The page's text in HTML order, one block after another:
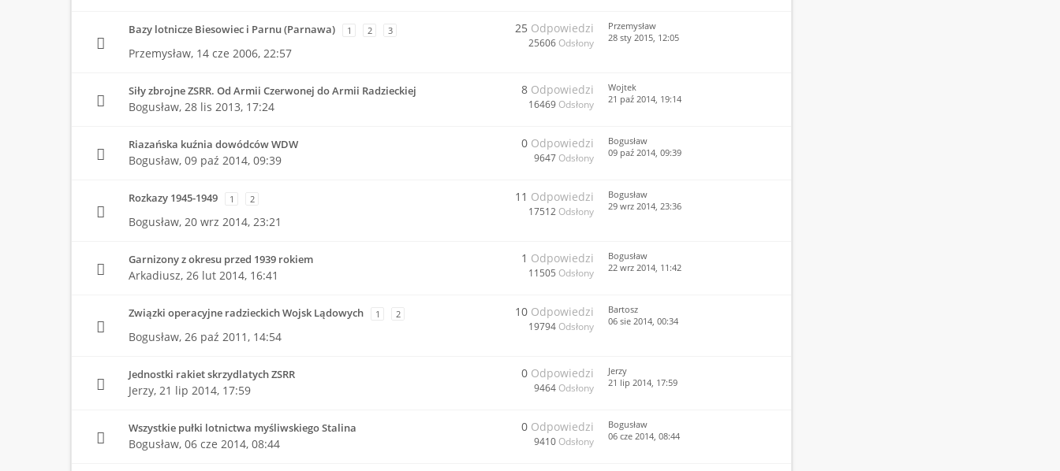
Bazy lotnicze Biesowiec i Parnu (Parnawa) 1 2 3
Przemysław, 14 cze 2006, 22:57
25 Odpowiedzi
25606 Odsłony
Przemysław
28 sty 2015, 12:05
Siły zbrojne ZSRR. Od Armii Czerwonej do Armii Radzieckiej
Bogusław, 28 lis 2013, 17:24
8 Odpowiedzi
16469 Odsłony
Wojtek
21 paź 2014, 19:14
Riazańska kuźnia dowódców WDW
Bogusław, 09 paź 2014, 09:39
0 Odpowiedzi
9647 Odsłony
Bogusław
09 paź 2014, 09:39
Rozkazy 1945-1949 1 2
Bogusław, 20 wrz 2014, 23:21
11 Odpowiedzi
17512 Odsłony
Bogusław
29 wrz 2014, 23:36
Garnizony z okresu przed 1939 rokiem
Arkadiusz, 26 lut 2014, 16:41
1 Odpowiedzi
11505 Odsłony
Bogusław
22 wrz 2014, 11:42
Związki operacyjne radzieckich Wojsk Lądowych 1 2
Bogusław, 26 paź 2011, 14:54
10 Odpowiedzi
19794 Odsłony
Bartosz
06 sie 2014, 00:34
Jednostki rakiet skrzydlatych ZSRR
Jerzy, 21 lip 2014, 17:59
0 Odpowiedzi
9464 Odsłony
Jerzy
21 lip 2014, 17:59
Wszystkie pułki lotnictwa myśliwskiego Stalina
Bogusław, 06 cze 2014, 08:44
0 Odpowiedzi
9410 Odsłony
Bogusław
06 cze 2014, 08:44